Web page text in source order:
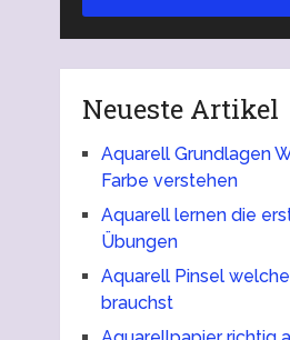
Neueste Artikel
Aquarell Grundlagen
Farbe verstehen
Aquarell lernen die
Übungen
Aquarell Pinsel
brauchst